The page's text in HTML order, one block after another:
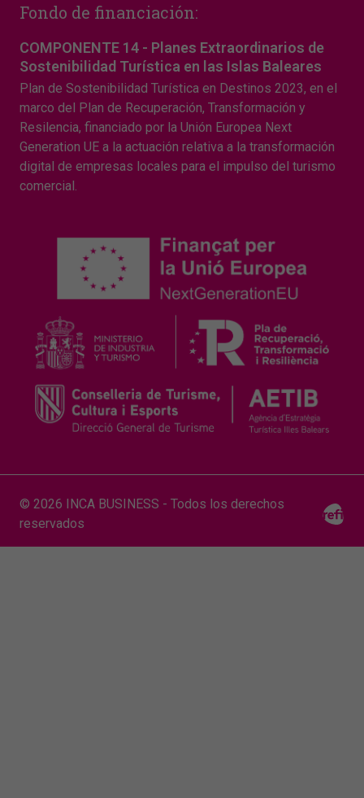
Fondo de financiación:
COMPONENTE 14 - Planes Extraordinarios de
Sostenibilidad Turística en las Islas Baleares
Plan de Sostenibilidad Turística en Destinos 2023, en el
marco del Plan de Recuperación, Transformación y
Resilencia, financiado por la Unión Europea Next
Generation UE a la actuación relativa a la transformación
digital de empresas locales para el impulso del turismo
comercial.
© 2026 INCA BUSINESS - Todos los derechos
reservados